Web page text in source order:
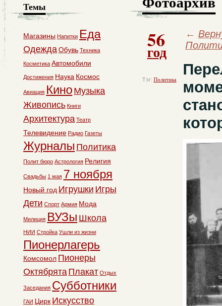
56
год
Тэг: Политика
←
Темы
Магазины Напитки Еда
ОдеждаОбувь Техника
Косметика Автомобили
Достижения Наука Космос
Авиация Кино Музыка
Живопись Книги
Архитектура Театр
Телевидение Радио Газеты
Журналы Политика
Полит бюро Астрология Религия
Свадьбы 1 мая 7 ноября
Новый год Игрушки Игры
Дети Спорт Армия Мода
Милиция ВУЗы Школа
НИИ Стройка Ушли из жизни
Пионерлагерь
Комсомол Пионеры
Октябрята Плакат Отдых
Заседания Субботники
ГАИ Цирк Искусство